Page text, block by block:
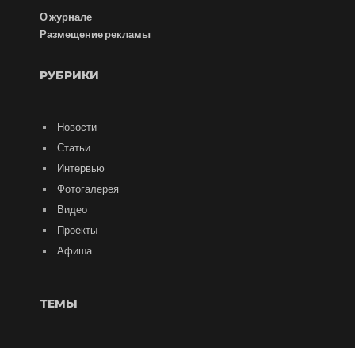
О журнале
Размещение рекламы
РУБРИКИ
Новости
Статьи
Интервью
Фотогалерея
Видео
Проекты
Афиша
ТЕМЫ